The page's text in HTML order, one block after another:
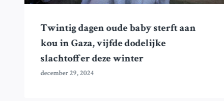
Twintig dagen oude baby sterft aan
kou in Gaza, vijfde dodelijke
slachtoffer deze winter
december 29, 2024